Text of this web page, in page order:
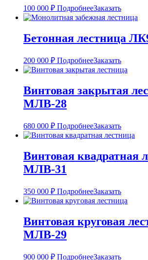
100 000 ₽ ПодробнееЗаказать
Бетонная лестница
200 000 ₽ ПодробнееЗаказать
Винтовая закрытая
МЛВ-28
680 000 ₽ ПодробнееЗаказать
Винтовая квадратная
МЛВ-31
350 000 ₽ ПодробнееЗаказать
Винтовая круговая
МЛВ-29
900 000 ₽ ПодробнееЗаказать